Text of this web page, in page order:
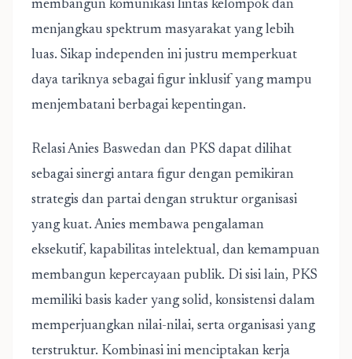
membangun komunikasi lintas kelompok dan
menjangkau spektrum masyarakat yang lebih
luas. Sikap independen ini justru memperkuat
daya tariknya sebagai figur inklusif yang mampu
menjembatani berbagai kepentingan.
Relasi Anies Baswedan dan PKS dapat dilihat
sebagai sinergi antara figur dengan pemikiran
strategis dan partai dengan struktur organisasi
yang kuat. Anies membawa pengalaman
eksekutif, kapabilitas intelektual, dan kemampuan
membangun kepercayaan publik. Di sisi lain, PKS
memiliki basis kader yang solid, konsistensi dalam
memperjuangkan nilai-nilai, serta organisasi yang
terstruktur. Kombinasi ini menciptakan kerja